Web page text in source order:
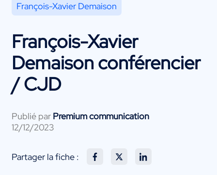
François-Xavier Demaison
François-Xavier
Demaison conférencier
/ CJD
Publié par Premium communication
12/12/2023
Partager la fiche :